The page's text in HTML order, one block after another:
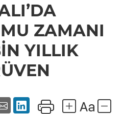
ZAMANI
YILLIK